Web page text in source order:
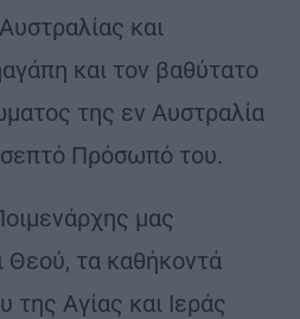
και
και τον βαθύτατο
της εν Αυστραλία
Πρόσωπό του.
μας
Θεού, τα καθήκοντά
Αγίας και Ιεράς